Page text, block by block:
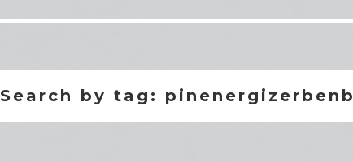
Search by tag: